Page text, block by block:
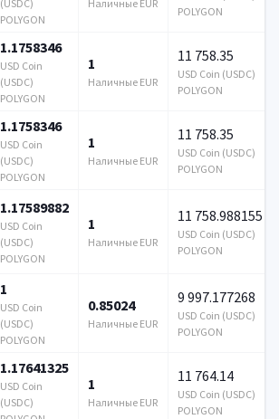
(USDC)
POLYGON
Наличные EUR
POLYGON
1.1758346
USD Coin
(USDC)
POLYGON
1
Наличные EUR
11 758.35
USD Coin (USDC)
POLYGON
1.1758346
USD Coin
(USDC)
POLYGON
1
Наличные EUR
11 758.35
USD Coin (USDC)
POLYGON
1.17589882
USD Coin
(USDC)
POLYGON
1
Наличные EUR
11 758.988155
USD Coin (USDC)
POLYGON
1
USD Coin
(USDC)
POLYGON
0.85024
Наличные EUR
9 997.177268
USD Coin (USDC)
POLYGON
1.17641325
USD Coin
(USDC)
1
Наличные EUR
11 764.14
USD Coin (USDC)
POLYGON